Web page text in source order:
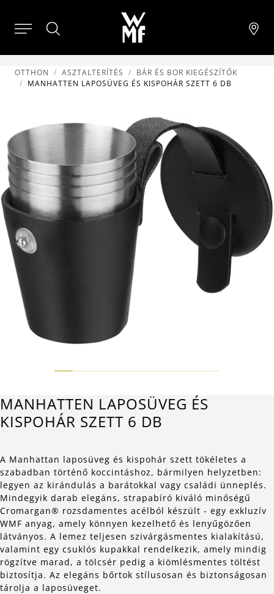
OTTHON ASZTALTERÍTÉS
BÁR ÉS BOR KIEGÉSZÍTŐK
MANHATTEN LAPOSÜVEG ÉS KISPOHÁR SZETT 6 DB
MANHATTEN LAPOSÜVEG ÉS
KISPOHÁR SZETT 6 DB
A Manhattan laposüveg és kispohár szett tökéletes a
szabadban történő koccintáshoz, bármilyen helyzetben:
legyen az kirándulás a barátokkal vagy családi ünneplés.
Mindegyik darab elegáns, strapabíró kiváló minőségű
Cromargan® rozsdamentes acélból készült - egy exkluzív
WMF anyag, amely könnyen kezelhető és lenyűgözően
látványos. A lemez teljesen szivárgásmentes kialakítású,
valamint egy csuklós kupakkal rendelkezik, amely mindig
rögzítve marad, a tölcsér pedig a kiömlésmentes töltést
biztosítja. Az elegáns bőrtok stílusosan és biztonságosan
tárolja a laposüveget.